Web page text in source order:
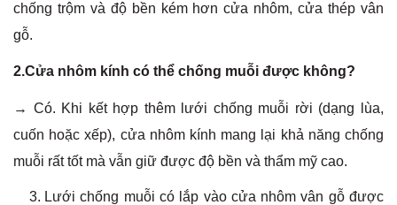
chống trộm và độ bền kém hơn cửa nhôm, cửa thép vân
gỗ.
2.Cửa nhôm kính có thể chống muỗi được không?
→ Có. Khi kết hợp thêm lưới chống muỗi rời (dạng lùa,
cuốn hoặc xếp), cửa nhôm kính mang lại khả năng chống
muỗi rất tốt mà vẫn giữ được độ bền và thẩm mỹ cao.
Lưới chống muỗi có lắp vào cửa nhôm vân gỗ được